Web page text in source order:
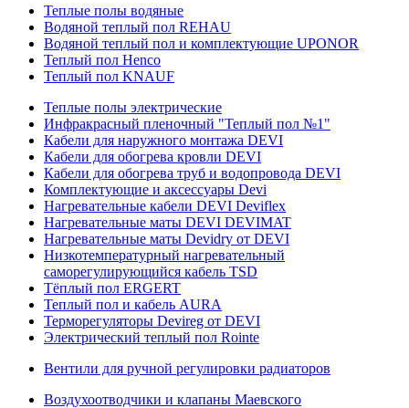
Теплые полы водяные
Водяной теплый пол REHAU
Водяной теплый пол и комплектующие UPONOR
Теплый пол Henco
Теплый пол KNAUF
Теплые полы электрические
Инфракрасный пленочный "Теплый пол №1"
Кабели для наружного монтажа DEVI
Кабели для обогрева кровли DEVI
Кабели для обогрева труб и водопровода DEVI
Комплектующие и аксессуары Devi
Нагревательные кабели DEVI Deviflex
Нагревательные маты DEVI DEVIMAT
Нагревательные маты Devidry от DEVI
Низкотемпературный нагревательный
саморегулирующийся кабель TSD
Тёплый пол ERGERT
Теплый пол и кабель AURA
Терморегуляторы Devireg от DEVI
Электрический теплый пол Rointe
Вентили для ручной регулировки радиаторов
Воздухоотводчики и клапаны Маевского